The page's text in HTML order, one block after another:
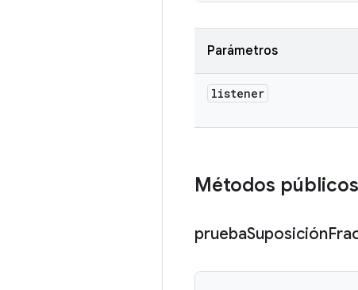
Parámetros
listener
Métodos públicos
pruebaSuposición